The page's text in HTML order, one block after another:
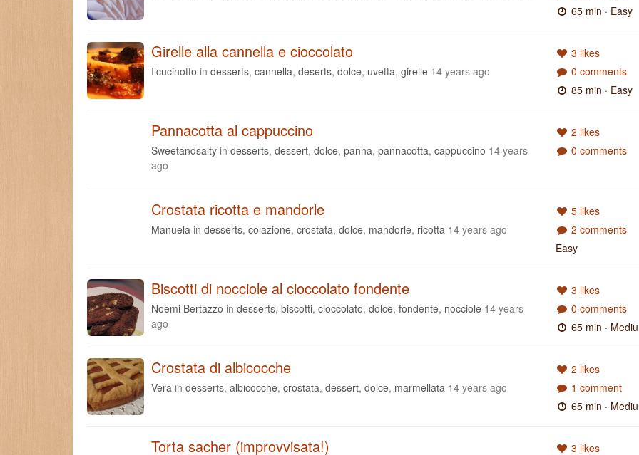
65 min · Easy
Girelle alla cannella e cioccolato
Ilcucinotto in desserts, cannella, deserts, dolce, uvetta, girelle 14 years ago
3 likes
0 comments
85 min · Easy
Pannacotta al cappuccino
Sweetandsalty in desserts, dessert, dolce, panna, pannacotta, cappuccino 14 years
ago
2 likes
0 comments
Crostata ricotta e mandorle
Manuela in desserts, colazione, crostata, dolce, mandorle, ricotta 14 years ago
5 likes
2 comments
Easy
Biscotti di nocciole al cioccolato fondente
Noemi Bertazzo in desserts, biscotti, cioccolato, dolce, fondente, nocciole 14 years
ago
3 likes
0 comments
65 min ·
Crostata di albicocche
Vera in desserts, albicocche, crostata, dessert, dolce, marmellata 14 years ago
2 likes
1 comment
65 min ·
Torta sacher (improvvisata!)
3 likes